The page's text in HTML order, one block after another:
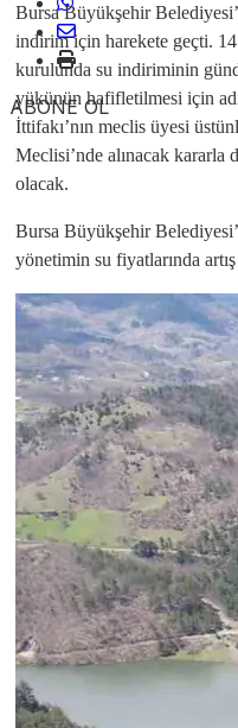
ABONE OL
Bursa Büyükşehir
indirim için harekete geçti.
kurulunda su indiriminin
yükünün hafifletilmesi için
İttifakı’nın meclis üyesi
Meclisi’nde alınacak kararla
olacak.
Bursa Büyükşehir
yönetimin su fiyatlarında artış